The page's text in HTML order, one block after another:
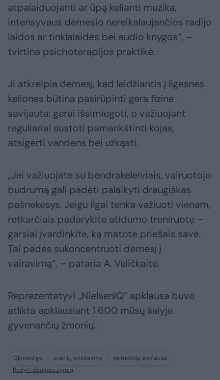
atpalaiduojanti ar ūpą kelianti muzika,
intensyvaus dėmesio nereikalaujančios radijo
laidos ar tinklalaidės bei audio knygos“, –
tvirtina psichoterapijos praktikė.
Ji atkreipia dėmesį, kad leidžiantis į ilgesnes
keliones būtina pasirūpinti gera fizine
savijauta: gerai išsimiegoti, o važiuojant
reguliariai sustoti pamankštinti kojas,
atsigerti vandens bei užkąsti.
„Jei važiuojate su bendrakeleiviais, vairuotojo
budrumą gali padėti palaikyti draugiškas
pašnekesys. Jeigu ilgai tenka važiuoti vienam,
retkarčiais padarykite atidumo treniruotę –
garsiai įvardinkite, ką matote priešais save.
Tai padės sukoncentruoti dėmesį į
vairavimą“, – pataria A. Veličkaitė.
Reprezentatyvi „NielsenIQ“ apklausa buvo
atlikta apklausiant 1 600 mūsų šalyje
gyvenančių žmonių.
Gjensidige avarijų priežastys
vairuotojų apklausa
Rodyti daugiau žymių